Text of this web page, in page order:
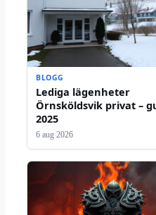
BLOGG
Lediga lägenheter
Örnsköldsvik privat –
2025
6 aug 2026